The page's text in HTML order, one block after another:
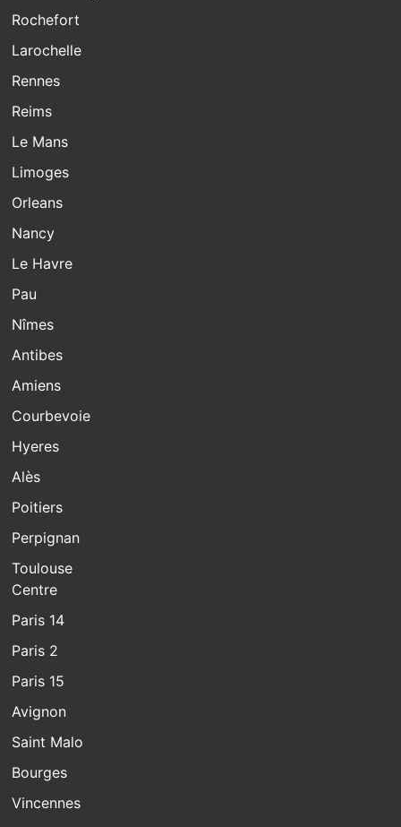
Rochefort
Larochelle
Rennes
Reims
Le Mans
Limoges
Orleans
Nancy
Le Havre
Pau
Nîmes
Antibes
Amiens
Courbevoie
Hyeres
Alès
Poitiers
Perpignan
Toulouse
Centre
Paris 14
Paris 2
Paris 15
Avignon
Saint Malo
Bourges
Vincennes